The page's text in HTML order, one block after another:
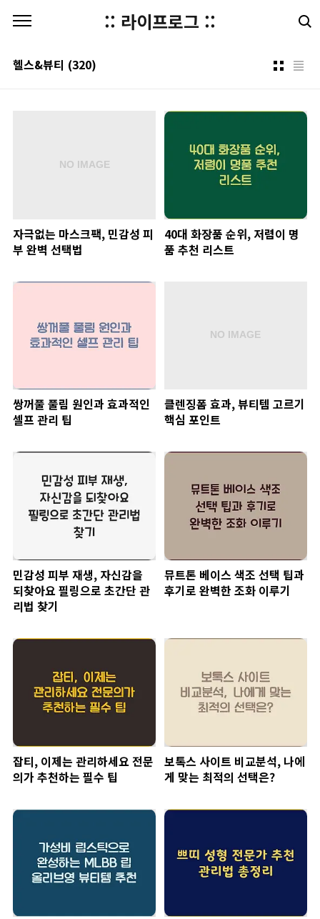
:: 라이프로그 ::
헬스&뷰티 (320)
자극없는 마스크팩, 민감성 피
부 완벽 선택법
40대 화장품 순위, 저렴이 명
품 추천 리스트
쌍꺼풀 풀림 원인과 효과적인
셀프 관리 팁
클렌징폼 효과, 뷰티템 고르기
핵심 포인트
민감성 피부 재생, 자신감을
되찾아요 필링으로 초간단 관
리법 찾기
뮤트톤 베이스 색조 선택 팁과
후기로 완벽한 조화 이루기
잡티, 이제는 관리하세요 전문
의가 추천하는 필수 팁
보톡스 사이트 비교분석, 나에
게 맞는 최적의 선택은?